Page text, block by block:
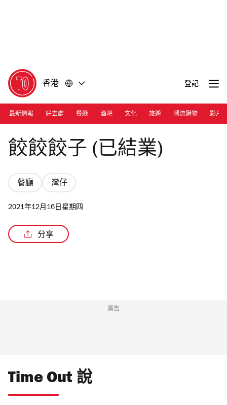
香港 登記
最新情報 好去處 餐廳 酒吧 文化 旅遊 潮流購物 影片
Chao Chao Gyza
餃餃餃子 (已結業)
餐廳 灣仔
2021年12月16日星期四
分享
廣告
Time Out 說